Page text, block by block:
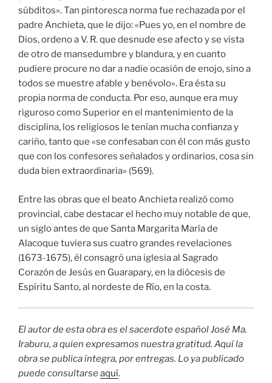
súbditos». Tan pintoresca norma fue rechazada por el
padre Anchieta, que le dijo: «Pues yo, en el nombre de
Dios, ordeno a V. R. que desnude ese afecto y se vista
de otro de mansedumbre y blandura, y en cuanto
pudiere procure no dar a nadie ocasión de enojo, sino a
todos se muestre afable y benévolo». Era ésta su
propia norma de conducta. Por eso, aunque era muy
riguroso como Superior en el mantenimiento de la
disciplina, los religiosos le tenían mucha confianza y
cariño, tanto que «se confesaban con él con más gusto
que con los confesores señalados y ordinarios, cosa sin
duda bien extraordinaria» (569).
Entre las obras que el beato Anchieta realizó como
provincial, cabe destacar el hecho muy notable de que,
un siglo antes de que Santa Margarita María de
Alacoque tuviera sus cuatro grandes revelaciones
(1673-1675), él consagró una iglesia al Sagrado
Corazón de Jesús en Guarapary, en la diócesis de
Espíritu Santo, al nordeste de Río, en la costa.
El autor de esta obra es el sacerdote español José Ma.
Iraburu, a quien expresamos nuestra gratitud. Aquí la
obra se publica íntegra, por entregas. Lo ya publicado
puede consultarseaquí.